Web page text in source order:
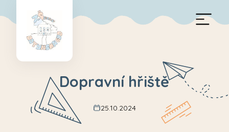
Dopravní hřiště
25.10.2024